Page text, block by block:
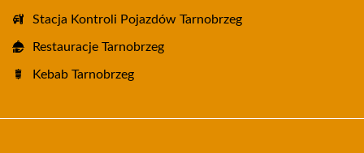
Stacja Kontroli Pojazdów Tarnobrzeg
Restauracje Tarnobrzeg
Kebab Tarnobrzeg